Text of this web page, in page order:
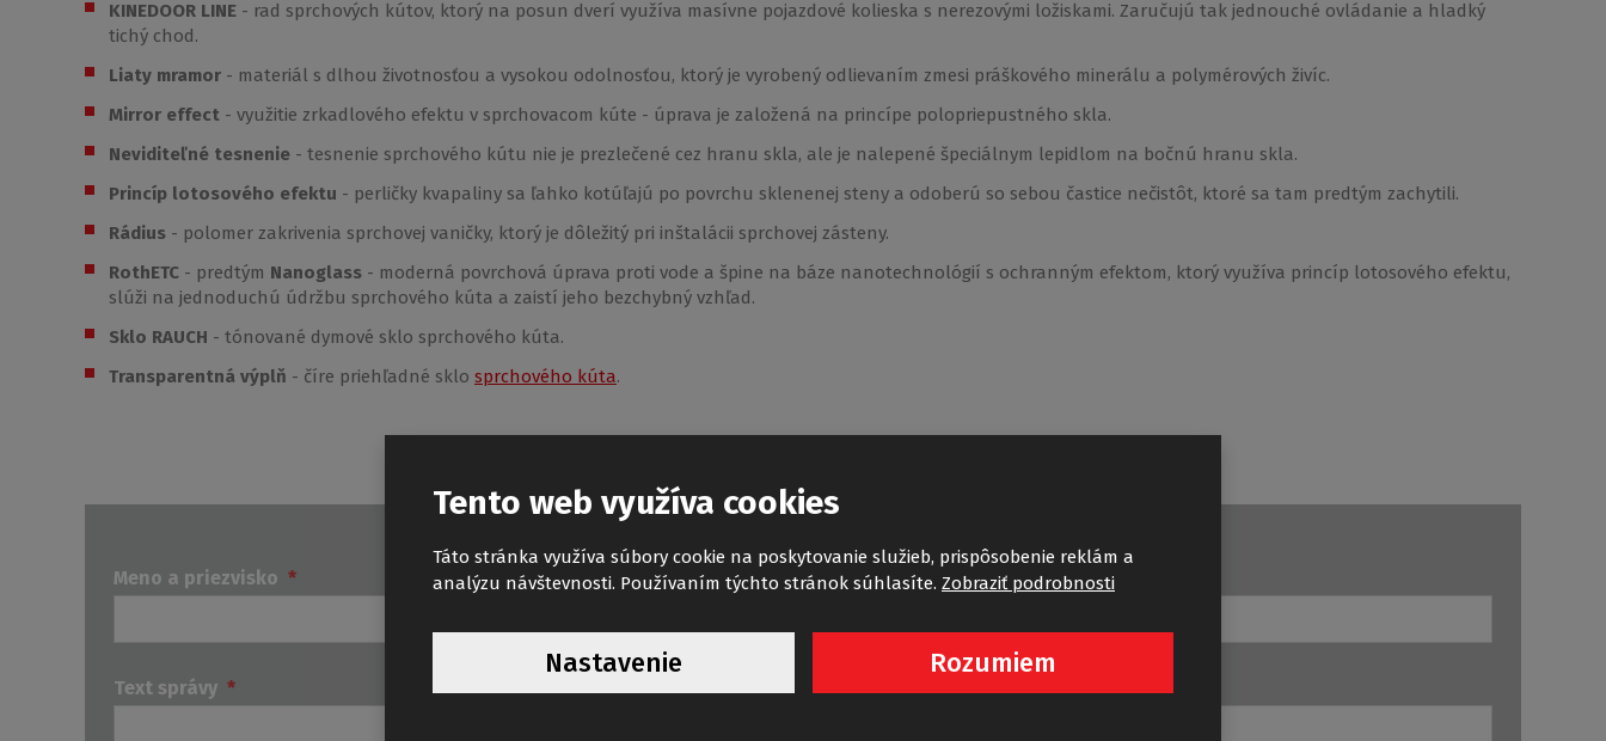
KINEDOOR LINE - rad sprchových kútov, ktorý na posun dverí využíva masívne pojazdové kolieska s nerezovými ložiskami. Zaručujú tak jednouché ovládanie a hladký
tichý chod.
Liaty mramor - materiál s dlhou životnosťou a vysokou odolnosťou, ktorý je vyrobený odlievaním zmesi práškového minerálu a polymérových živíc.
Mirror effect - využitie zrkadlového efektu v sprchovacom kúte - úprava je založená na princípe polopriepustného skla.
Neviditeľné tesnenie - tesnenie sprchového kútu nie je prezlečené cez hranu skla, ale je nalepené špeciálnym lepidlom na bočnú hranu skla.
Princíp lotosového efektu - perličky kvapaliny sa ľahko kotúľajú po povrchu sklenenej steny a odoberú so sebou častice nečistôt, ktoré sa tam predtým zachytili.
Rádius - polomer zakrivenia sprchovej vaničky, ktorý je dôležitý pri inštalácii sprchovej zásteny.
RothETC - predtým Nanoglass - moderná povrchová úprava proti vode a špine na báze nanotechnológií s ochranným efektom, ktorý využíva princíp lotosového efektu,
slúži na jednoduchú údržbu sprchového kúta a zaistí jeho bezchybný vzhľad.
Sklo RAUCH - tónované dymové sklo sprchového kúta.
Transparentná výplň - číre priehľadné sklo sprchového kúta.
Meno a priezvisko * E-mail * E-mail
Text správy *
Tento web využíva cookies
Táto stránka využíva súbory cookie na poskytovanie služieb, prispôsobenie reklám a
analýzu návštevnosti. Používaním týchto stránok súhlasíte. Zobraziť podrobnosti
Nastavenie Rozumiem